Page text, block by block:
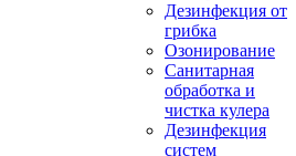
Дезинфекция от
грибка
Озонирование
Санитарная
обработка и
чистка кулера
Дезинфекция
систем